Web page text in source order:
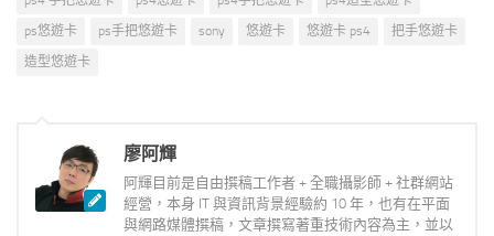
ps悠遊卡
ps手把悠遊卡 sony 悠遊卡 悠遊卡 ps4
把手悠遊卡
造型悠遊卡
廖阿輝
阿輝目前是自由撰稿工作者 + 全職攝影師 + 社群網站
經營，本身 IT 與資訊背景經驗約 10 年，也有在平面
與網路媒體撰稿，文章撰寫著重技術內容為主，並以